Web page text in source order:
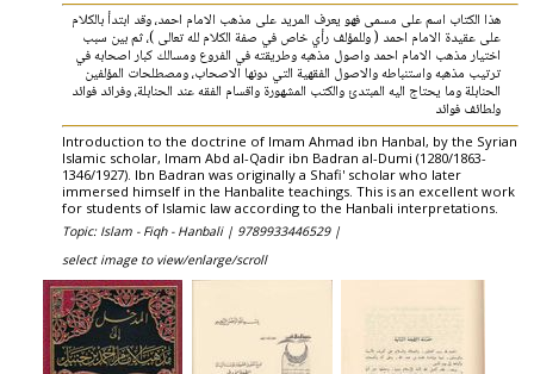
هذا الكتاب اسم على مسمى فهو يعرف المريد على مذهب الامام احمد، وقد ابتدأ بالكلام
على عقيدة الامام احمد ( وللمؤلف رأي خاص في صفة الكلام لله تعالى )، ثم بين سبب
اختيار مذهب الامام احمد واصول مذهبه وطريقته في الفروع ومسالك كبار اصحابه في
ترتيب مذهبه واستنباطه والاصول الفقهية التي دونها الاصحاب، ومصطلحات المؤلفين
الحنابلة وما يحتاج اليه المبتدئ والكتب المشهورة واقسام الفقه عند الحنابلة، وفرائد فوائد
ولطائف فوائد
Introduction to the doctrine of Imam Ahmad ibn Hanbal, by the Syrian
Islamic scholar, Imam Abd al-Qadir ibn Badran al-Dumi (1280/1863-
1346/1927). Ibn Badran was originally a Shafi' scholar who later
immersed himself in the Hanbalite teachings. This is an excellent work
for students of Islamic law according to the Hanbali interpretations.
Topic: Islam - Fiqh - Hanbali | 9789933446529 |
select image to view/enlarge/scroll